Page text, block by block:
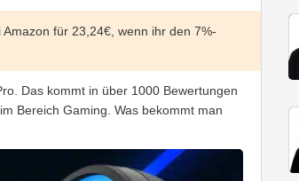
für 23,24€, wenn ihr den 7%-
Das kommt in über 1000 Bewertungen
Bereich Gaming. Was bekommt man